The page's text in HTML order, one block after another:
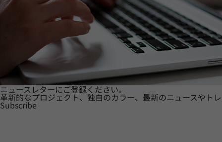
ニュースレターにご登録ください。
革新的なプロジェクト、独自のカラー、最新のニュースやト
Subscribe